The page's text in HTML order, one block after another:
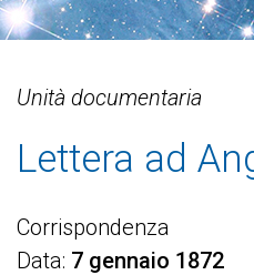
Unità documentaria
Lettera ad
Corrispondenza
Data 7 gennaio 1872